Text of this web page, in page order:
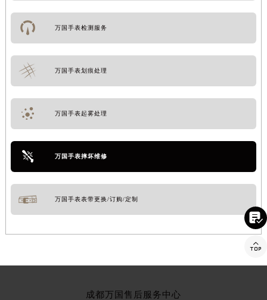
万国手表检测服务
万国手表划痕处理
万国手表起雾处理
万国手表摔坏维修
万国手表表带更换/订购/定制
成都万国售后服务中心

